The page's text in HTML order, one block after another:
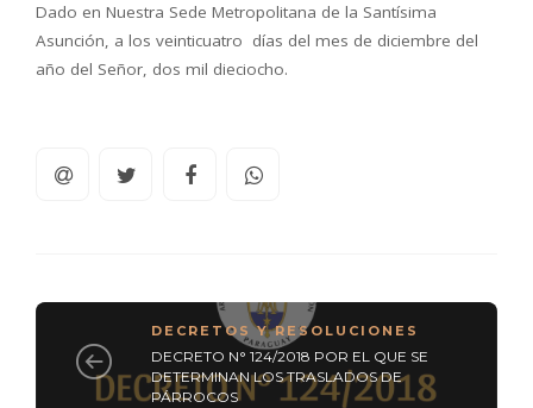
Dado en Nuestra Sede Metropolitana de la Santísima
Asunción, a los veinticuatro días del mes de diciembre del
año del Señor, dos mil dieciocho.
DECRETOS Y RESOLUCIONES
DECRETO N° 124/2018 POR EL QUE SE
DETERMINAN LOS TRASLADOS DE
PÁRROCOS